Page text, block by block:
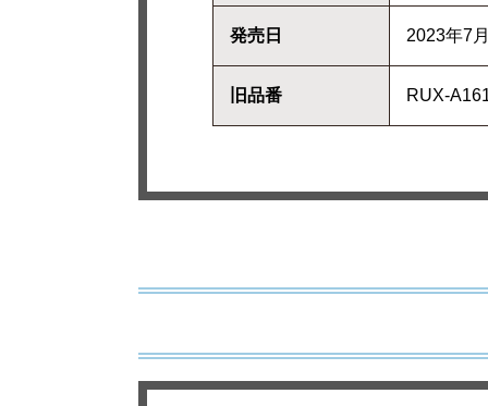
発売日 2023年7
旧品番 RUX-